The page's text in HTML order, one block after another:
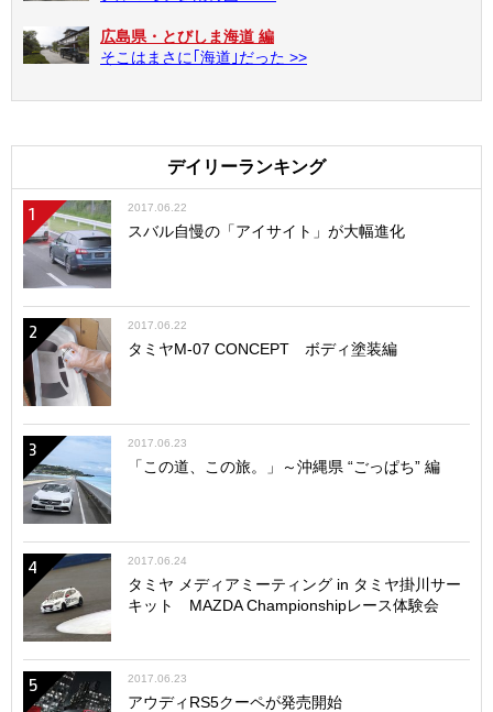
広島県・とびしま海道 編
そこはまさに｢海道｣だった >>
デイリーランキング
1 2017.06.22
スバル自慢の「アイサイト」が大幅進化
2 2017.06.22
タミヤM-07 CONCEPT ボディ塗装編
3 2017.06.23
「この道、この旅。」～沖縄県 “ごっぱち” 編
4 2017.06.24
タミヤ メディアミーティング in タミヤ掛川サー
キット MAZDA Championshipレース体験会
5 2017.06.23
アウディRS5クーペが発売開始